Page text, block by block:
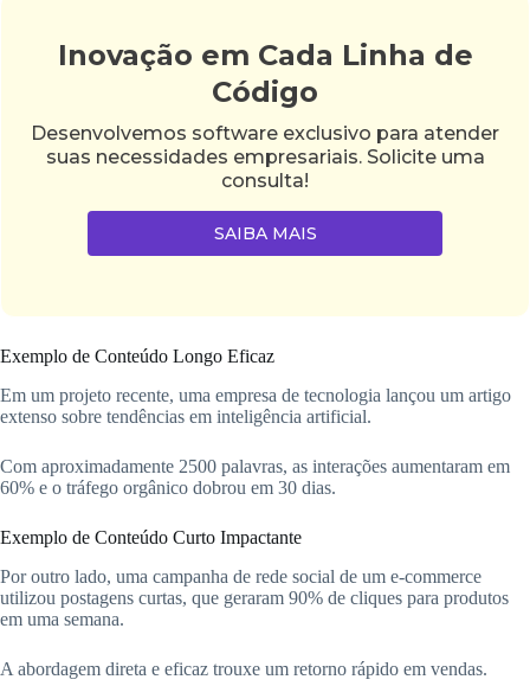
Inovação em Cada Linha de
Código
Desenvolvemos software exclusivo para atender
suas necessidades empresariais. Solicite uma
consulta!
SAIBA MAIS
Exemplo de Conteúdo Longo Eficaz
Em um projeto recente, uma empresa de tecnologia lançou um artigo
extenso sobre tendências em inteligência artificial.
Com aproximadamente 2500 palavras, as interações aumentaram em
60% e o tráfego orgânico dobrou em 30 dias.
Exemplo de Conteúdo Curto Impactante
Por outro lado, uma campanha de rede social de um e-commerce
utilizou postagens curtas, que geraram 90% de cliques para produtos
em uma semana.
A abordagem direta e eficaz trouxe um retorno rápido em vendas.